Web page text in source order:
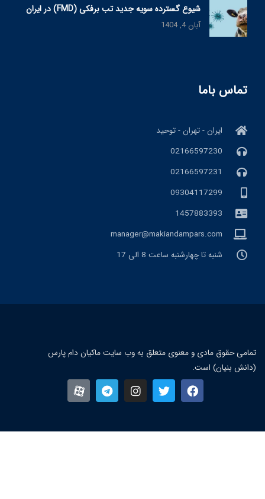
شیوع گسترده سویه جدید تب برفکی (FMD) در ایران
آبان 4, 1404
تماس باما
ایران - تهران - توحید
02166597230
02166597231
09304117299
1457883393
manager@makiandampars.com
شنبه تا چهارشنبه ساعت 8 الی 17
حقوق مادی و معنوی متعلق به وب سایت ماکیان دام پارس
بنیان) است.